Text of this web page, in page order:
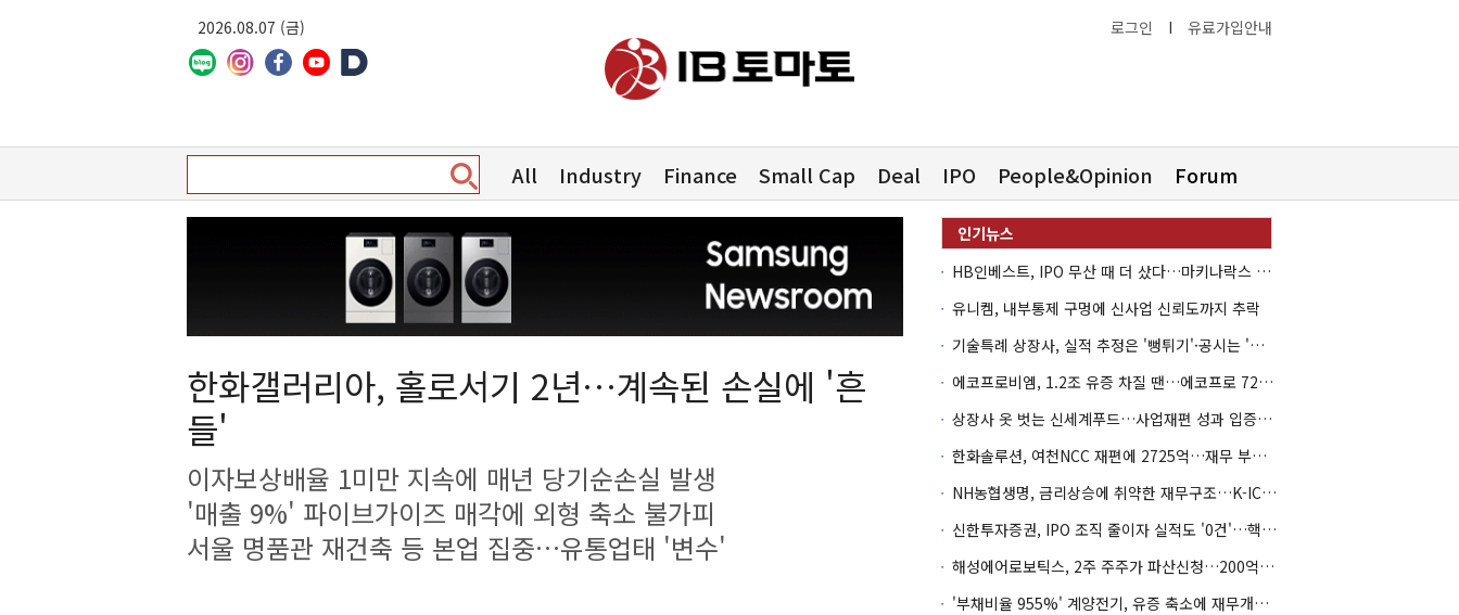
2026.08.07 (금) 로그인 I 유료가입안내
All Industry Finance Small Cap Deal IPO People&Opinion Forum
한화갤러리아, 홀로서기 2년…계속된 손실에 '흔
들'
이자보상배율 1미만 지속에 매년 당기순손실 발생
'매출 9%' 파이브가이즈 매각에 외형 축소 불가피
서울 명품관 재건축 등 본업 집중…유통업태 '변수'
HB인베스트, IPO 무산 때 더 샀다…마키나락스 투자 2.7배 회수
유니켐, 내부통제 구멍에 신사업 신뢰도까지 추락
기술특례 상장사, 실적 추정은 '뻥튀기'·공시는 '누락'
에코프로비엠, 1.2조 유증 차질 땐…에코프로 7270억 '독박'
상장사 옷 벗는 신세계푸드…사업재편 성과 입증할까
한화솔루션, 여천NCC 재편에 2725억…재무 부담 커지나
NH농협생명, 금리상승에 취약한 재무구조…K-ICS 변동성 '주의보'
신한투자증권, IPO 조직 줄이자 실적도 '0건'…핵심 인력까지 이탈
해성에어로보틱스, 2주 주주가 파산신청…200억 CB 분쟁 확산
'부채비율 955%' 계양전기, 유증 축소에 재무개선 효과 '뚝'